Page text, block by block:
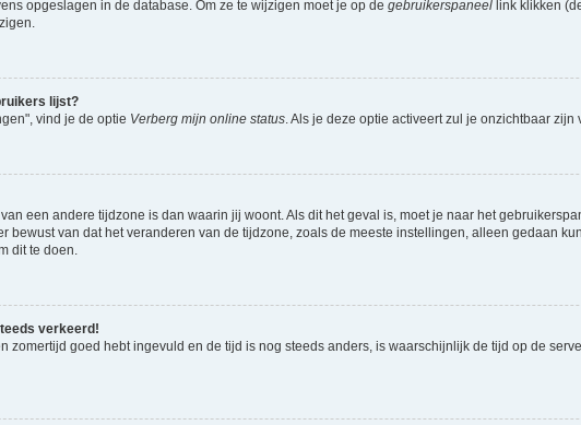
opgeslagen in de database. Om ze te wijzigen moet je op de gebruikerspaneel link klikken
lijst?
vind je de optie Verberg mijn online status . Als je deze optie activeert zul je onzichtbaar
een andere tijdzone is dan waarin jij woont. Als dit het geval is, moet je naar het
bewust van dat het veranderen van de tijdzone, zoals de meeste instellingen, alleen gedaan
dit te doen.
verkeerd!
zomertijd goed hebt ingevuld en de tijd is nog steeds anders, is waarschijnlijk de tijd op de